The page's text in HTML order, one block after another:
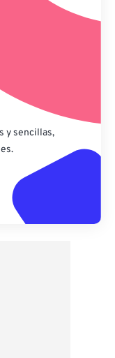
y sencillas,